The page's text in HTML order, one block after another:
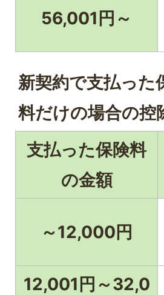
56,001円～
新契約で支払った
料だけの場合の控
支払った保険料
の金額
～12,000円
12,001円～32,0